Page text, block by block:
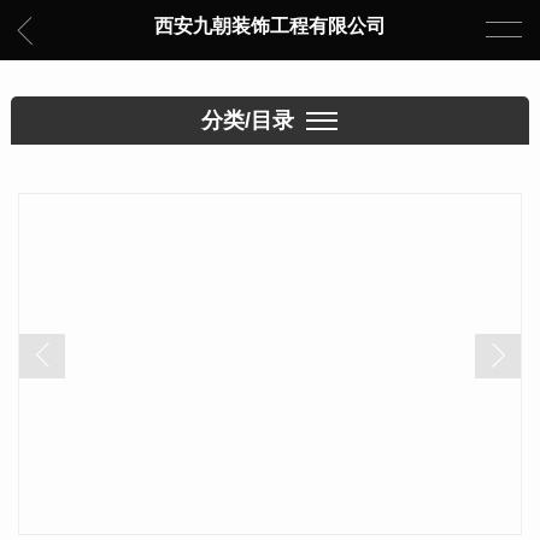
西安九朝装饰工程有限公司
分类/目录